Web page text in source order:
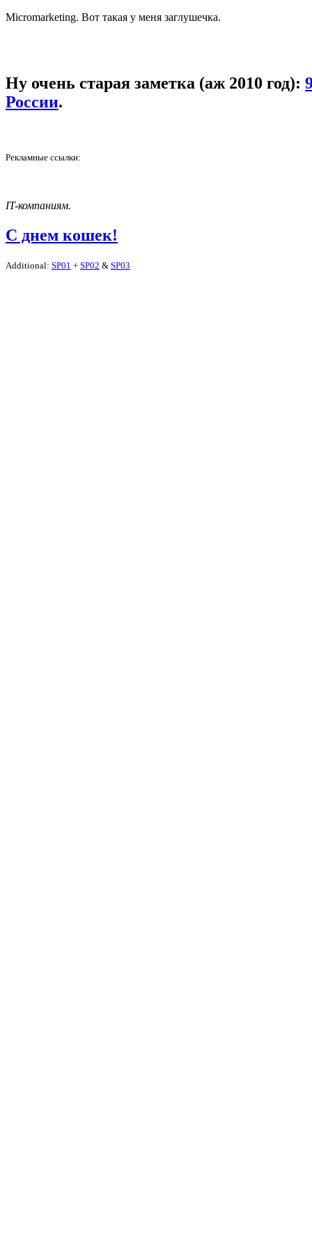
Micromarketing. Вот такая у меня заглушечка.
Ну очень старая заметка (аж 2010 год):
России.
Рекламные ссылки:
IT-компаниям.
С днем кошек!
Additional: SP01 + SP02 & SP03